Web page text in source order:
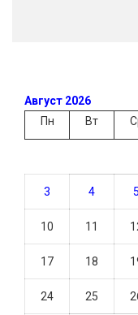
Август 2026
Пн
Вт
3 4 5
10 11
17 18
24 25